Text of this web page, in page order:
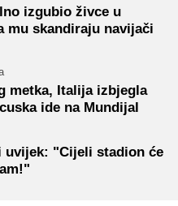
izgubio živce u
mu skandiraju navijači
metka, Italija izbjegla
ide na Mundijal
uvijek: "Cijeli stadion će